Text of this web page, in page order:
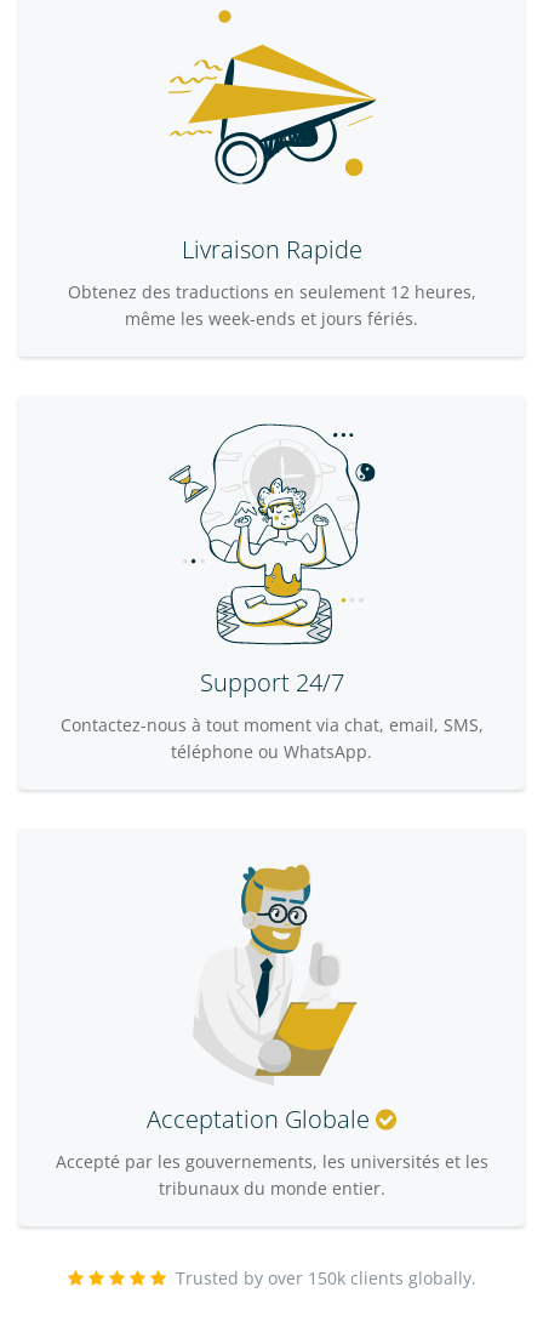
Livraison Rapide
Obtenez des traductions en seulement 12 heures,
même les week-ends et jours fériés.
Support 24/7
Contactez-nous à tout moment via chat, email, SMS,
téléphone ou WhatsApp.
Acceptation Globale
Accepté par les gouvernements, les universités et les
tribunaux du monde entier.
Trusted by over 150k clients globally.